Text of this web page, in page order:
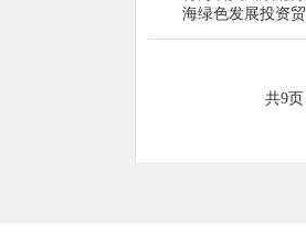
海绿色发展投资
共9页